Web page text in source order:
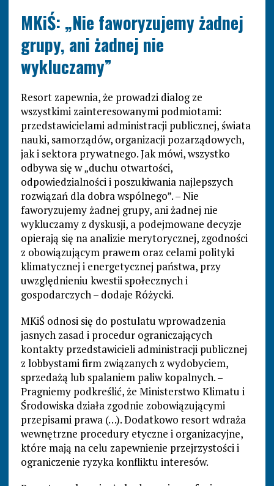
MKiŚ: „Nie faworyzujemy żadnej
grupy, ani żadnej nie
wykluczamy”
Resort zapewnia, że prowadzi dialog ze
wszystkimi zainteresowanymi podmiotami:
przedstawicielami administracji publicznej, świata
nauki, samorządów, organizacji pozarządowych,
jak i sektora prywatnego. Jak mówi, wszystko
odbywa się w „duchu otwartości,
odpowiedzialności i poszukiwania najlepszych
rozwiązań dla dobra wspólnego”. – Nie
faworyzujemy żadnej grupy, ani żadnej nie
wykluczamy z dyskusji, a podejmowane decyzje
opierają się na analizie merytorycznej, zgodności
z obowiązującym prawem oraz celami polityki
klimatycznej i energetycznej państwa, przy
uwzględnieniu kwestii społecznych i
gospodarczych – dodaje Różycki.
MKiŚ odnosi się do postulatu wprowadzenia
jasnych zasad i procedur ograniczających
kontakty przedstawicieli administracji publicznej
z lobbystami firm związanych z wydobyciem,
sprzedażą lub spalaniem paliw kopalnych. –
Pragniemy podkreślić, że Ministerstwo Klimatu i
Środowiska działa zgodnie zobowiązującymi
przepisami prawa (…). Dodatkowo resort wdraża
wewnętrzne procedury etyczne i organizacyjne,
które mają na celu zapewnienie przejrzystości i
ograniczenie ryzyka konfliktu interesów.